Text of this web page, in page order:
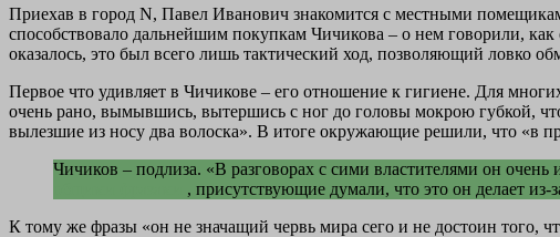
Приехав в город N, Павел Иванович знакомится с местными
способствовало дальнейшим покупкам Чичикова – о нем говорили,
оказалось, это был всего лишь тактический ход, позволяющий ловко
Первое что удивляет в Чичикове – его отношение к гигиене. Для
очень рано, вымывшись, вытершись с ног до головы мокрою губкой,
вылезшие из носу два волоска». В итоге окружающие решили, что «в
Чичиков – подлиза. «В разговорах с сими властителями он очень
, присутствующие думали, что это он делает из-
К тому же фразы «он не значащий червь мира сего и не достоин того,